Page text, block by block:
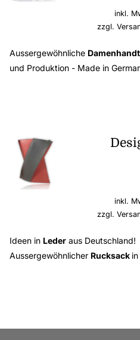
inkl.
zzgl.
Aussergewöhnliche
und Produktion - Made in
inkl.
zzgl.
Ideen in Leder aus Deutschland!
Aussergewöhnlicher Rucksack